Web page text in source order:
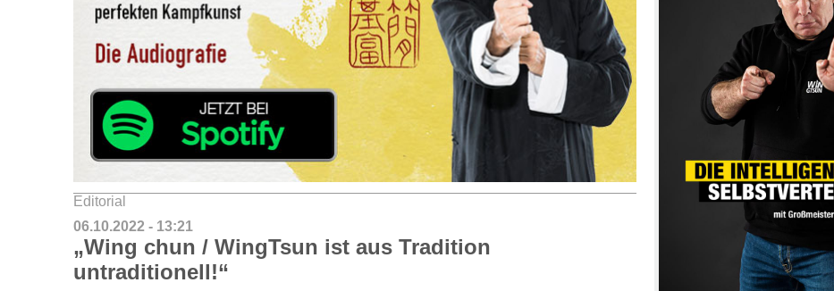
Editorial
06.10.2022 - 13:21
„Wing chun / WingTsun ist aus Tradition
untraditionell!“